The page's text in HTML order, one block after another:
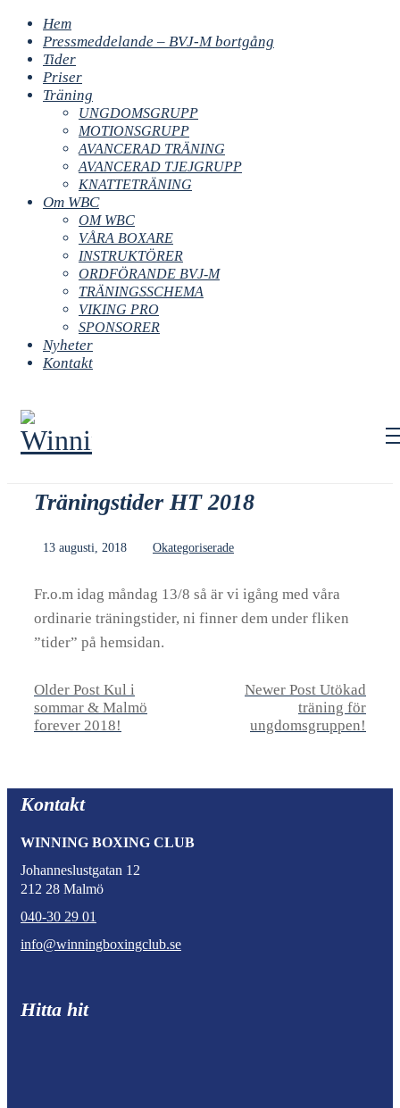
Hem
Pressmeddelande – BVJ-M bortgång
Tider
Priser
Träning
UNGDOMSGRUPP
MOTIONSGRUPP
AVANCERAD TRÄNING
AVANCERAD TJEJGRUPP
KNATTETRÄNING
Om WBC
OM WBC
VÅRA BOXARE
INSTRUKTÖRER
ORDFÖRANDE BVJ-M
TRÄNINGSSCHEMA
VIKING PRO
SPONSORER
Nyheter
Kontakt
Träningstider HT 2018
13 augusti, 2018 Okategoriserade
Fr.o.m idag måndag 13/8 så är vi igång med våra
ordinarie träningstider, ni finner dem under fliken
”tider” på hemsidan.
Older Post Kul i
sommar & Malmö
forever 2018!
Newer Post Utökad
träning för
ungdomsgruppen!
Kontakt
WINNING BOXING CLUB
Johanneslustgatan 12
212 28 Malmö
040-30 29 01
info@winningboxingclub.se
Hitta hit